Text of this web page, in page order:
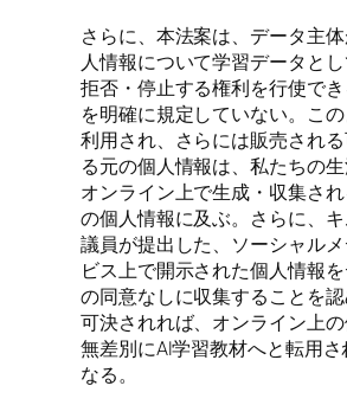
さらに、本法案は、データ主
人情報について学習データと
拒否・停止する権利を行使で
を明確に規定していない。こ
利用され、さらには販売され
る元の個人情報は、私たちの生
オンライン上で生成・収集さ
の個人情報に及ぶ。さらに、
議員が提出した、ソーシャル
ビス上で開示された個人情報
の同意なしに収集することを
可決されれば、オンライン上
無差別にAI学習教材へと転用
なる。